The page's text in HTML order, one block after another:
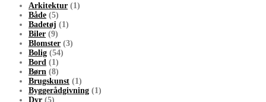
Arkitektur (1)
Både (5)
Badetøj (1)
Biler (9)
Blomster (3)
Bolig (54)
Bord (1)
Børn (8)
Brugskunst (1)
Byggerådgivning (1)
Dyr (5)